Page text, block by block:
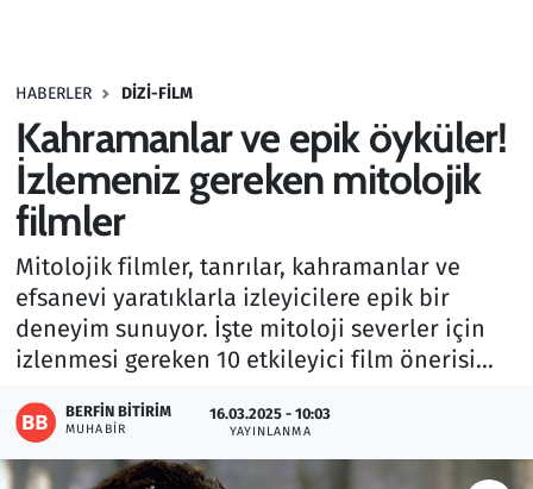
HABERLER DIZI-FILM
Kahramanlar ve epik öyküler!
İzlemeniz gereken mitolojik
filmler
Mitolojik filmler, tanrılar, kahramanlar ve
efsanevi yaratıklarla izleyicilere epik bir
deneyim sunuyor. İşte mitoloji severler için
izlenmesi gereken 10 etkileyici film önerisi...
BERFIN BITIRIM
MUHABIR
16.03.2025 - 10:03
YAYINLANMA
Haber
Kültür Sanat
Kurumsal Haberler
Lezzet Durağı
Memur ve Kamu
Otomobil
Oyun